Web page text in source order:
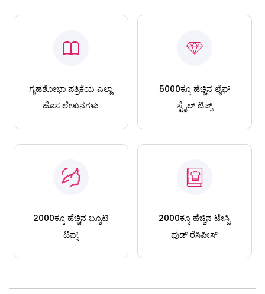
ಗೃಹಶೋಭಾ ಪತ್ರಿಕೆಯ ಎಲ್ಲಾ
ಹೊಸ ಲೇಖನಗಳು
5000ಕ್ಕೂ ಹೆಚ್ಚಿನ ಲೈಫ್
ಸ್ಟೈಲ್ ಟಿಪ್ಸ್
2000ಕ್ಕೂ ಹೆಚ್ಚಿನ ಬ್ಯೂಟಿ
ಟಿಪ್ಸ್
2000ಕ್ಕೂ ಹೆಚ್ಚಿನ ಟೇಸ್ಟಿ
ಫುಡ್ ರೆಸಿಪೀಸ್